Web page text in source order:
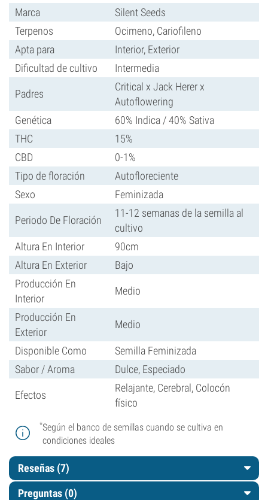
Marca
Silent Seeds
Terpenos
Ocimeno, Cariofileno
Apta para
Interior, Exterior
Dificultad de cultivo
Intermedia
Padres
Critical x Jack Herer x
Autoflowering
Genética
60% Indica / 40% Sativa
THC
15%
CBD
0-1%
Tipo de floración
Autofloreciente
Sexo
Feminizada
Periodo De Floración
11-12 semanas de la semilla al
cultivo
Altura En Interior
90cm
Altura En Exterior
Bajo
Producción En
Interior
Medio
Producción En
Exterior
Medio
Disponible Como
Semilla Feminizada
Sabor / Aroma
Dulce, Especiado
Efectos
Relajante, Cerebral, Colocón
físico
*Según el banco de semillas cuando se cultiva en
condiciones ideales
Reseñas (7)
Preguntas (0)